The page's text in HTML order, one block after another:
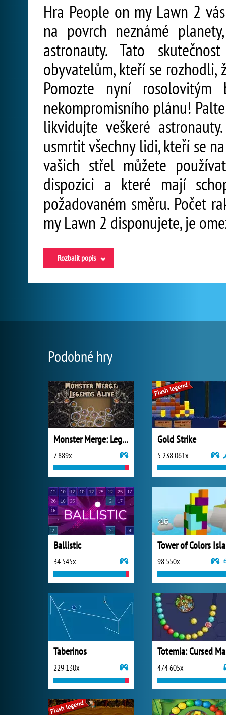
Hra People on my Lawn 2
na povrch neznámé
astronauty. Tato
obyvatelům, kteří se
Pomozte nyní
nekompromisního plánu!
likvidujte veškeré
usmrtit všechny lidi, kteří se
vašich střel můžete
dispozici a které mají
požadovaném směru. Počet
my Lawn 2 disponujete, je
Rozbalit popis
Podobné hry
Monster Merge: Legends Alive
7 889x
Gold Strike
5 238 061x
Ballistic
34 545x 98 550x
Taberinos
229 130x 474 605x